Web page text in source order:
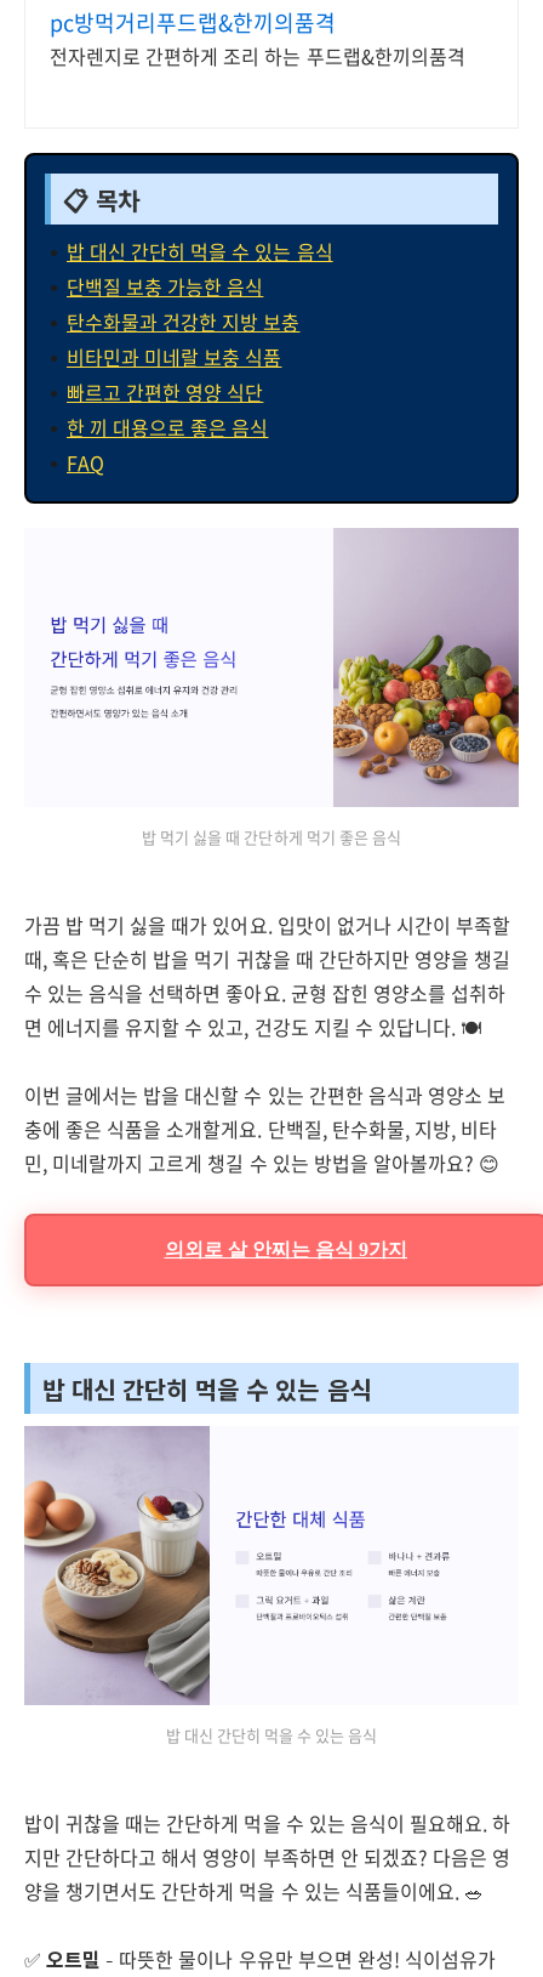
pc방먹거리푸드랩&한끼의품격
전자렌지로 간편하게 조리 하는 푸드랩&한끼의품격
📋 목차
밥 대신 간단히 먹을 수 있는 음식
단백질 보충 가능한 음식
탄수화물과 건강한 지방 보충
비타민과 미네랄 보충 식품
빠르고 간편한 영양 식단
한 끼 대용으로 좋은 음식
FAQ
밥 먹기 싫을 때 간단하게 먹기 좋은 음식
가끔 밥 먹기 싫을 때가 있어요. 입맛이 없거나 시간이 부족할
때, 혹은 단순히 밥을 먹기 귀찮을 때 간단하지만 영양을 챙길
수 있는 음식을 선택하면 좋아요. 균형 잡힌 영양소를 섭취하
면 에너지를 유지할 수 있고, 건강도 지킬 수 있답니다. 🍽️
이번 글에서는 밥을 대신할 수 있는 간편한 음식과 영양소 보
충에 좋은 식품을 소개할게요. 단백질, 탄수화물, 지방, 비타
민, 미네랄까지 고르게 챙길 수 있는 방법을 알아볼까요? 😊
의외로 살 안찌는 음식 9가지
밥 대신 간단히 먹을 수 있는 음식
밥 대신 간단히 먹을 수 있는 음식
밥이 귀찮을 때는 간단하게 먹을 수 있는 음식이 필요해요. 하
지만 간단하다고 해서 영양이 부족하면 안 되겠죠? 다음은 영
양을 챙기면서도 간단하게 먹을 수 있는 식품들이에요. 🥗
✅오트밀 – 따뜻한 물이나 우유만 부으면 완성! 식이섬유가